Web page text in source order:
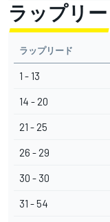
ラップリ
ラップリード
1 - 13
14 - 20
21 - 25
26 - 29
30 - 30
31 - 54